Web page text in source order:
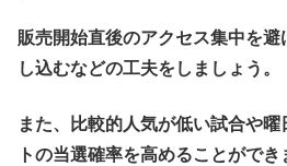
販売開始直後のアクセス集中を
し込むなどの工夫をしましょう。
また、比較的人気が低い試合や
トの当選確率を高めることができ